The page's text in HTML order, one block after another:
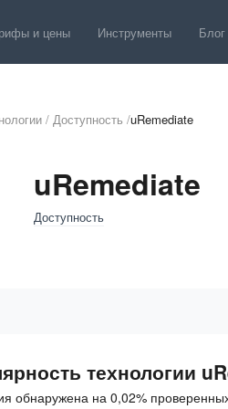
и цены Инструменты Блог
/ Доступность /uRemediate
uRemediate
Доступность
технологии
обнаружена на 0,02%